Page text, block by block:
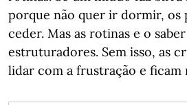
porque não quer ir dormir, os
ceder. Mas as rotinas e o
estruturadores. Sem isso, as
lidar com a frustração e ficam